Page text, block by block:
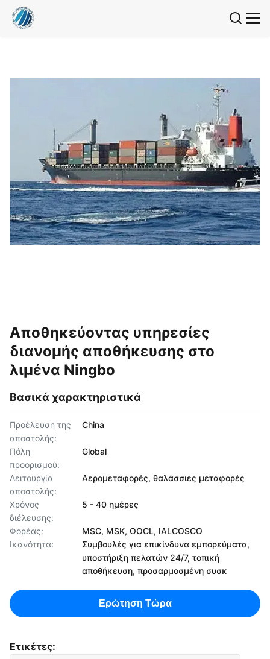
Αποθηκεύοντας υπηρεσίες
διανομής αποθήκευσης στο
λιμένα Ningbo
Βασικά χαρακτηριστικά
Προέλευση της
αποστολής:
China
Πόλη
προορισμού:
Global
Λειτουργία
αποστολής:
Αερομεταφορές, θαλάσσιες μεταφορές
Χρόνος
διέλευσης:
5 - 40 ημέρες
Φορέας:
MSC, MSK, OOCL, IALCOSCO
Ικανότητα:
Συμβουλές για επικίνδυνα εμπορεύματα,
υποστήριξη πελατών 24/7, τοπική
αποθήκευση, προσαρμοσμένη συσκ
Ερώτηση Τώρα
Ετικέτες: